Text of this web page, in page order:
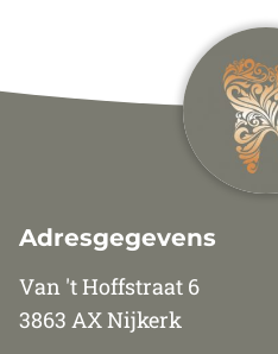
Adresgegevens
Van 't Hoffstraat 6
3863 AX Nijkerk